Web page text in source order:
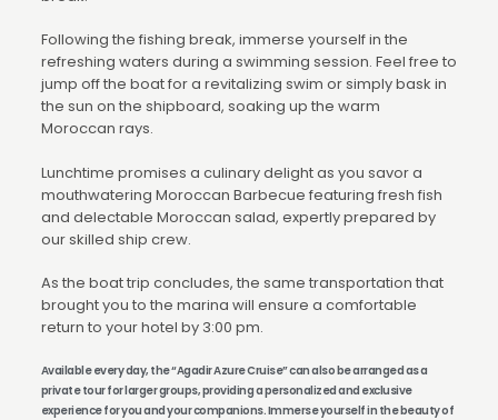
Following the fishing break, immerse yourself in the
refreshing waters during a swimming session. Feel free to
jump off the boat for a revitalizing swim or simply bask in
the sun on the shipboard, soaking up the warm
Moroccan rays.
Lunchtime promises a culinary delight as you savor a
mouthwatering Moroccan Barbecue featuring fresh fish
and delectable Moroccan salad, expertly prepared by
our skilled ship crew.
As the boat trip concludes, the same transportation that
brought you to the marina will ensure a comfortable
return to your hotel by 3:00 pm.
Available every day, the “Agadir Azure Cruise” can also be arranged as a
private tour for larger groups, providing a personalized and exclusive
experience for you and your companions. Immerse yourself in the beauty of